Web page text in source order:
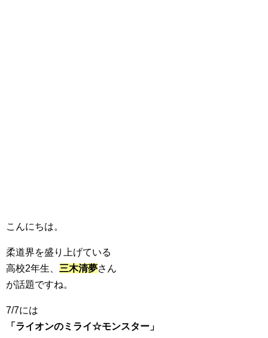
こんにちは。
柔道界を盛り上げている
高校2年生、 三木清夢さん
が話題ですね。
7/7には
「ライオンのミライ☆モンスター」